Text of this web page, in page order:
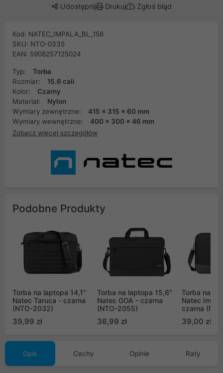
Udostępnij Drukuj Zgłoś błąd
Kod: NATEC_IMPALA_BL_156
SKU: NTO-0335
EAN: 5908257125024
Typ:
Torba
Rozmiar:
15.6 cali
Kolor:
Czarny
Materiał:
Nylon
Wymiary zewnętrzne:
415 x 315 x 60 mm
Wymiary wewnętrzne:
400 x 300 x 46 mm
Zobacz więcej szczegółów
Podobne Produkty
Torba na laptopa 14,1"
Natec Taruca - czarna
(NTO-2032)
39,99 zł
Torba na laptopa 15,6"
Natec GOA - czarna
(NTO-2055)
36,99 zł
Torba na
Natec
czarna
39,00 zł
Opis Cechy Opinie Raty